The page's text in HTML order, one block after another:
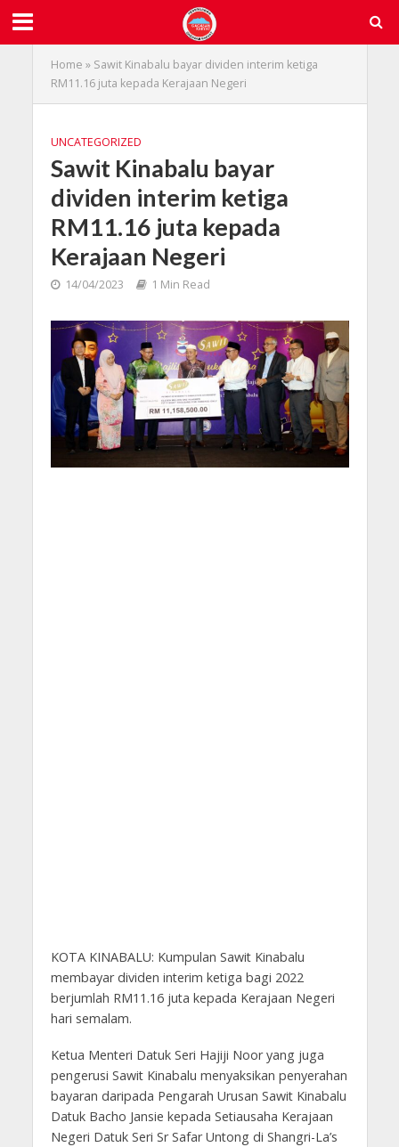
Home » Sawit Kinabalu bayar dividen interim ketiga
RM11.16 juta kepada Kerajaan Negeri
UNCATEGORIZED
Sawit Kinabalu bayar
dividen interim ketiga
RM11.16 juta kepada
Kerajaan Negeri
14/04/2023 1 Min Read
KOTA KINABALU: Kumpulan Sawit Kinabalu
membayar dividen interim ketiga bagi 2022
berjumlah RM11.16 juta kepada Kerajaan Negeri
hari semalam.
Ketua Menteri Datuk Seri Hajiji Noor yang juga
pengerusi Sawit Kinabalu menyaksikan penyerahan
bayaran daripada Pengarah Urusan Sawit Kinabalu
Datuk Bacho Jansie kepada Setiausaha Kerajaan
Negeri Datuk Seri Sr Safar Untong di Shangri-La’s